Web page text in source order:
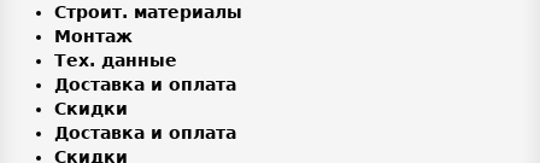
Строит. материалы
Монтаж
Тех. данные
Доставка и оплата
Скидки
Доставка и оплата
Скидки